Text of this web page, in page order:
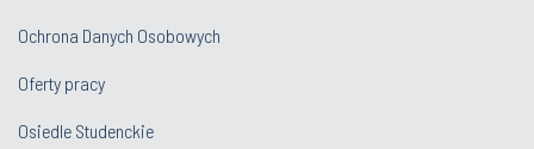
Ochrona Danych Osobowych
Oferty pracy
Osiedle Studenckie